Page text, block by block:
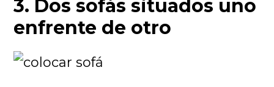
3. Dos sofás situados uno
enfrente de otro